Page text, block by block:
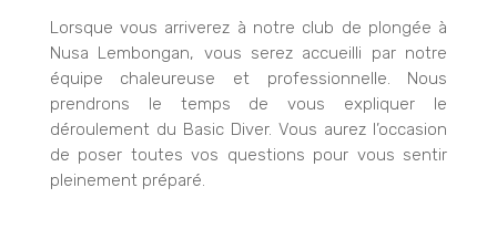
Lorsque vous arriverez à notre club de plongée à
Nusa Lembongan, vous serez accueilli par notre
équipe chaleureuse et professionnelle. Nous
prendrons le temps de vous expliquer le
déroulement du Basic Diver. Vous aurez l’occasion
de poser toutes vos questions pour vous sentir
pleinement préparé.